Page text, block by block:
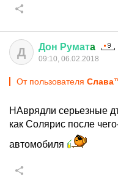
Д Дон Руматa
09:10, 06.02.2018
От пользователя
НАврядли серьезные
как Солярис после
автомобиля